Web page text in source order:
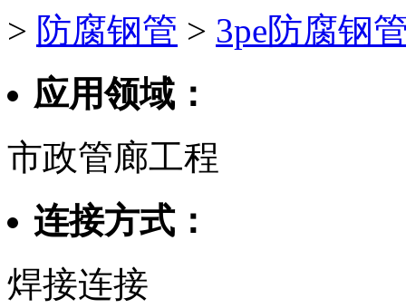
> 防腐钢管 > 3pe防腐钢
应用领域：
市政管廊工程
连接方式：
焊接连接